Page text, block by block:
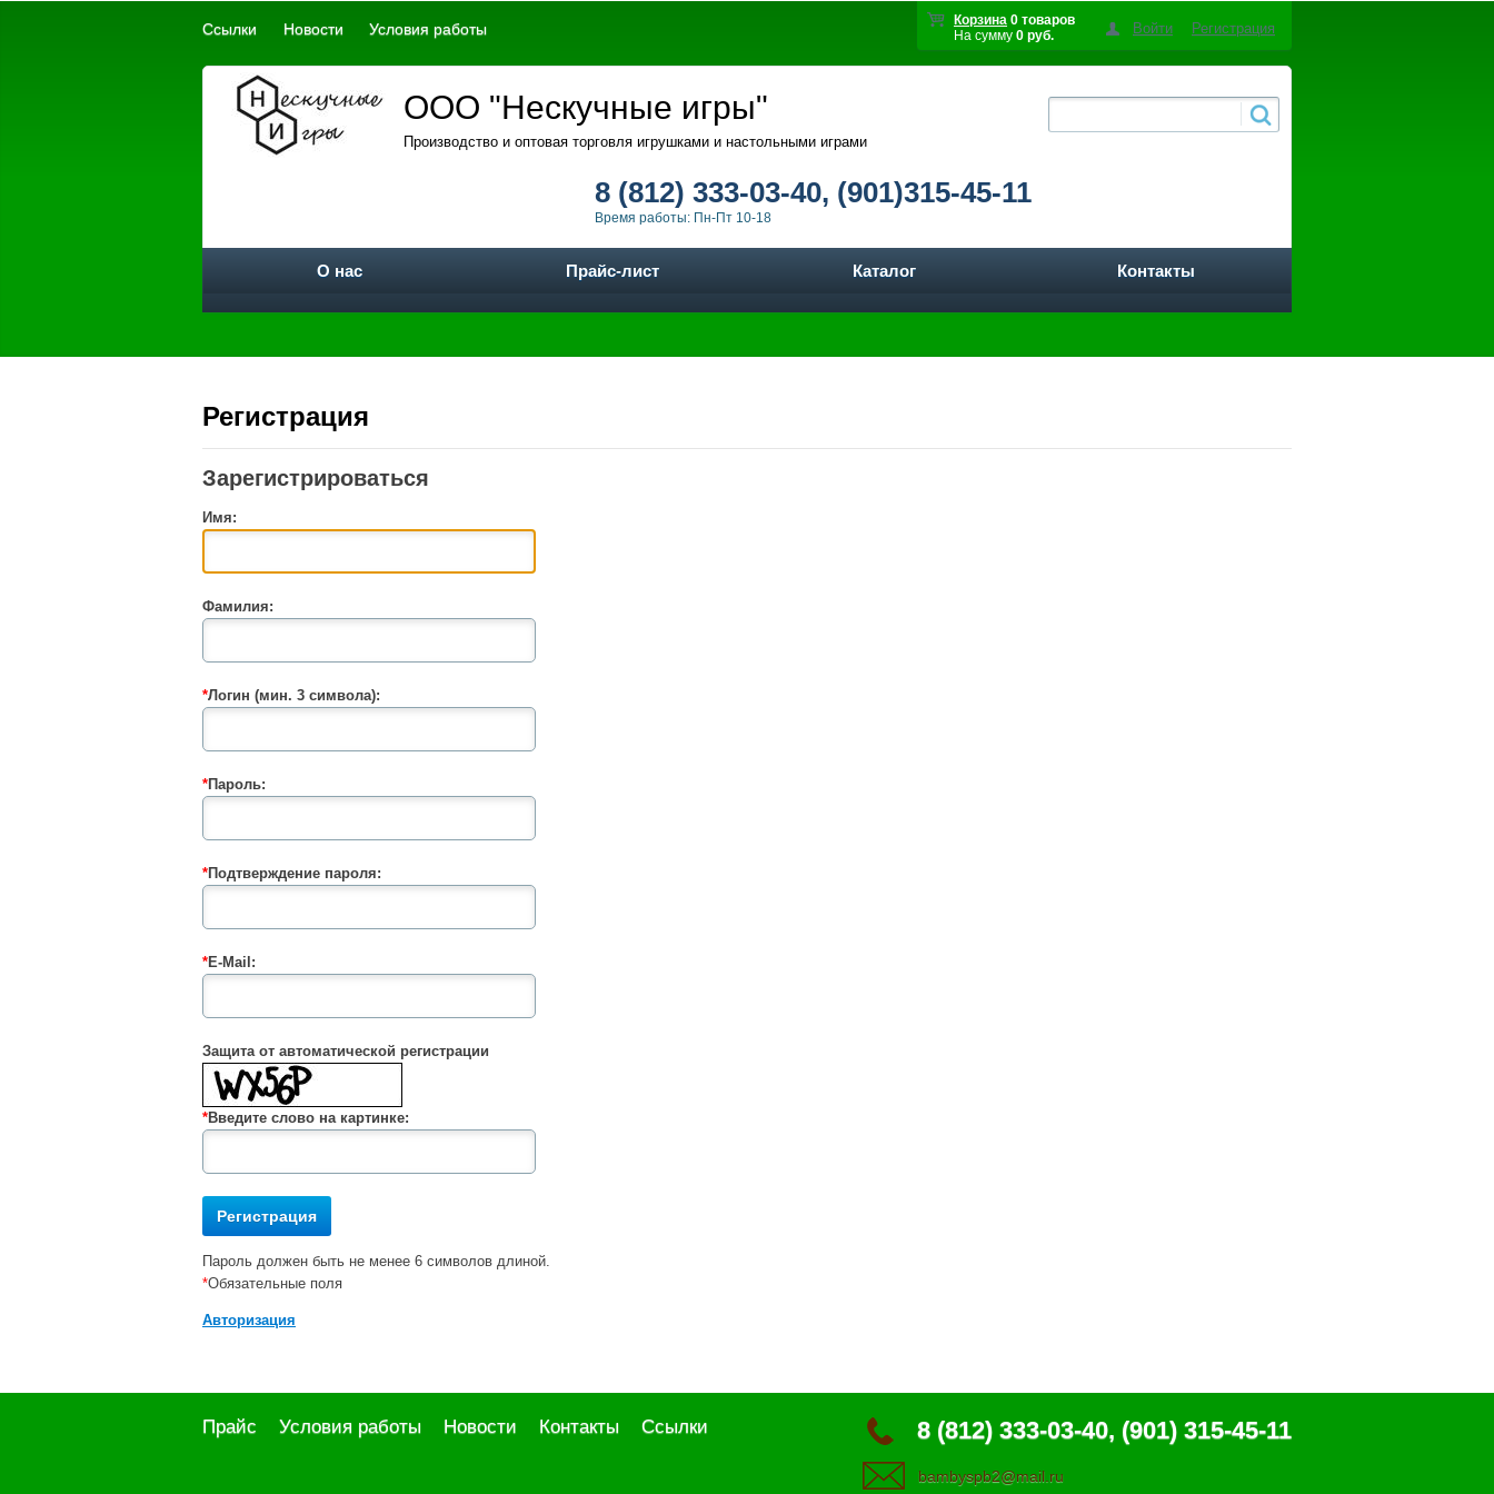
Корзина 0 товаров
На сумму 0 руб. Войти Регистрация
Ссылки Новости Условия работы
ООО "Нескучные игры"
Производство и оптовая торговля игрушками и настольными играми
8 (812) 333-03-40, (901)315-45-11
Время работы: Пн-Пт 10-18
О нас Прайс-лист Каталог Контакты
Регистрация
Зарегистрироваться
Имя:
Фамилия:
*Логин (мин. 3 символа):
*Пароль:
*Подтверждение пароля:
*E-Mail:
Защита от автоматической регистрации
*Введите слово на картинке:
Пароль должен быть не менее 6 символов длиной.
*Обязательные поля
Авторизация
8 (812) 333-03-40, (901) 315-45-11
bambyspb2@mail.ru
Прайс Условия работы Новости Контакты Ссылки